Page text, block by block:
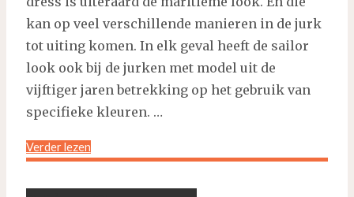
kan op veel verschillende manieren in de jurk
tot uiting komen. In elk geval heeft de sailor
look ook bij de jurken met model uit de
vijftiger jaren betrekking op het gebruik van
specifieke kleuren. …
Verder lezen"50s
sailor